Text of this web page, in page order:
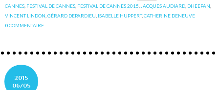
CANNES FESTIVAL DE CANNES FESTIVAL DE CANNES 2015 JACQUES AUDIARD DHEEPAN
VINCENT LINDON ,GÉRARD DEPARDIEU ISABELLE HUPPERT,CATHERINE DENEUVE
0COMMENTAIRE
2015
06/05